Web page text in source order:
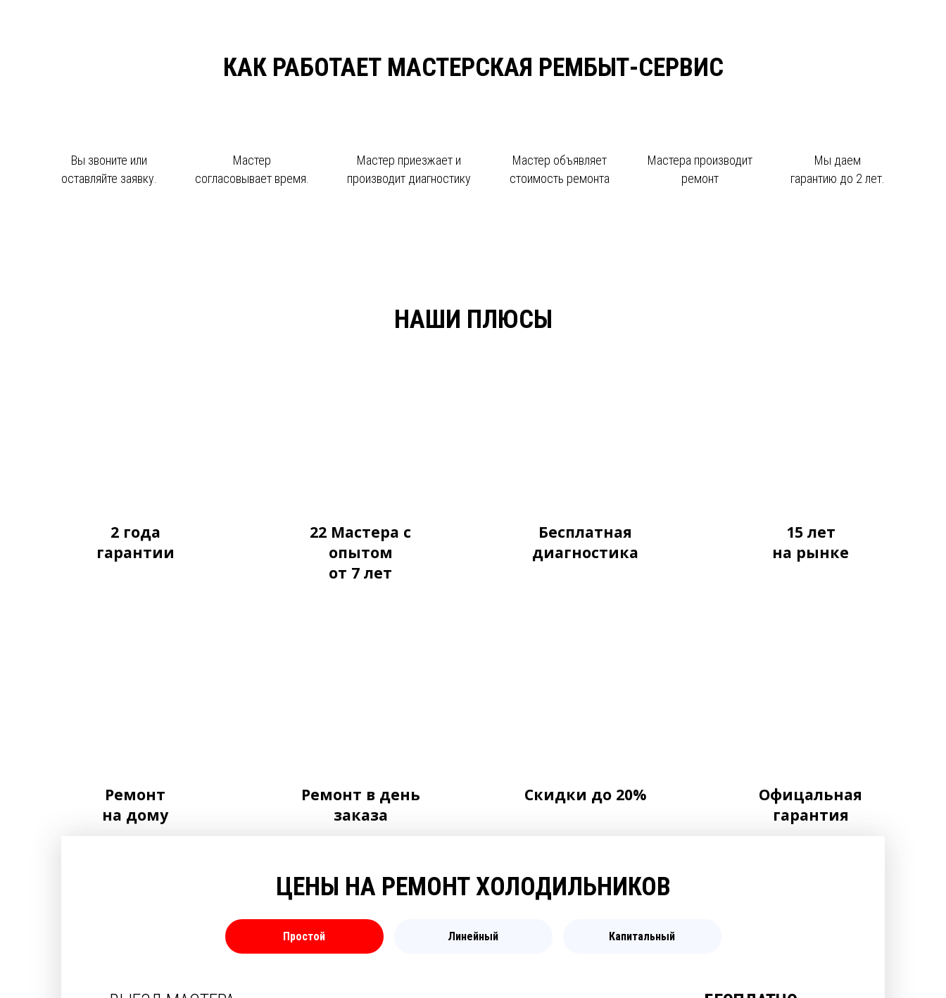
КАК РАБОТАЕТ МАСТЕРСКАЯ РЕМБЫТ-СЕРВИС
Вы звоните или
оставляйте заявку.
Мастер
согласовывает время.
Мастер приезжает и
производит диагностику
Мастер объявляет
стоимость ремонта
Мастера производит
ремонт
Мы даем
гарантию до 2 лет.
НАШИ ПЛЮСЫ
2 года
гарантии
22 Мастера с
опытом
от 7 лет
Бесплатная
диагностика
15 лет
на рынке
Ремонт
на дому
Ремонт в день
заказа
Скидки до 20%
Офицальная
гарантия
ЦЕНЫ НА РЕМОНТ ХОЛОДИЛЬНИКОВ
Простой Линейный Капитальный